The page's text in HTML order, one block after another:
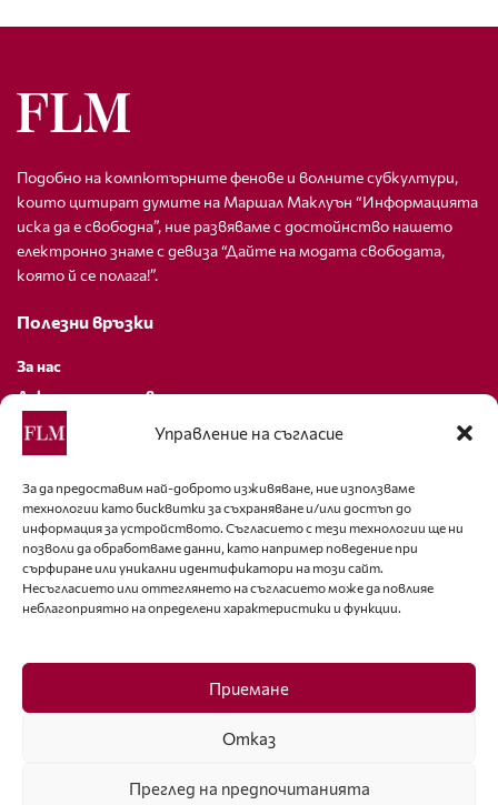
Управление на съгласие
За да предоставим най-доброто изживяване, ние използваме
технологии като бисквитки за съхраняване и/или достъп до
информация за устройството. Съгласието с тези технологии ще ни
позволи да обработваме данни, като например поведение при
сърфиране или уникални идентификатори на този сайт.
Несъгласието или оттеглянето на съгласието може да повлияе
неблагоприятно на определени характеристики и функции.
Приемане
Отказ
Преглед на предпочитанията
Подобно на компютърните фенове и волните субкултури,
които цитират думите на Маршал Маклуън “Информацията
иска да е свободна”, ние развяваме с достойнство нашето
електронно знаме с девиза “Дайте на модата свободата,
която й се полага!”.
Полезни връзки
За нас
Декларация за поверителност
Политика за бисквитки
За контакти
editor@fashion-lifestyle.net
+359 88 227 33 47
Последвайте ни
Facebook
ISSN 1314-8915 Copyright © 2007-2025 Ot igla do konetz Ltd. & Fashion.bg